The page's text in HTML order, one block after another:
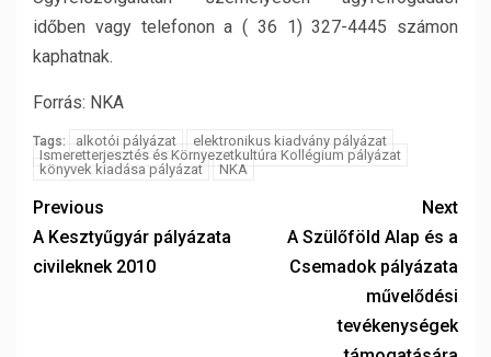
időben vagy telefonon a ( 36 1) 327-4445 számon
kaphatnak.
Forrás: NKA
Tags: alkotói pályázat
elektronikus kiadvány pályázat
Ismeretterjesztés és Környezetkultúra Kollégium pályázat
könyvek kiadása pályázat
NKA
Previous
A Kesztyűgyár pályázata
civileknek 2010
Next
A Szülőföld Alap és a
Csemadok pályázata
művelődési
tevékenységek